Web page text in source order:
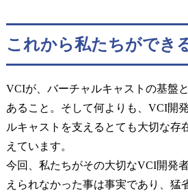
これから私たちができ
VCIが、バーチャルキャストの基盤
あること。そして何よりも、VCI開
ルキャストを支えるとても大切な存
えています。
今回、私たちがその大切なVCI開発
えられなかった事は事実であり、猛